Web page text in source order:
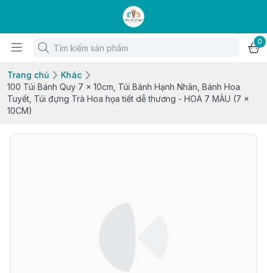
0
Trang chủ
Khác
100 Túi Bánh Quy 7 x 10cm, Túi Bánh Hạnh Nhân, Bánh Hoa
Tuyết, Túi đựng Trà Hoa họa tiết dễ thương - HOA 7 MÀU (7 x
10CM)